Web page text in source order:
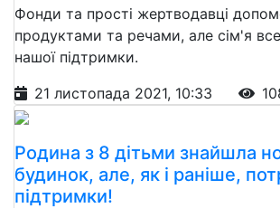
Фонди та прості жертводавці
продуктами та речами, але сім'я
нашої підтримки.
21 листопада 2021, 10:33
Родина з 8 дітьми знайшла
будинок, але, як і раніше,
підтримки!